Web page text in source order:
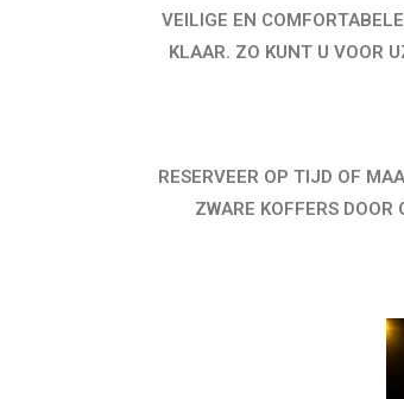
VEILIGE EN
KLAAR. ZO KUNT U VOOR
RESERVEER OP TIJD OF
ZWARE KOFFERS